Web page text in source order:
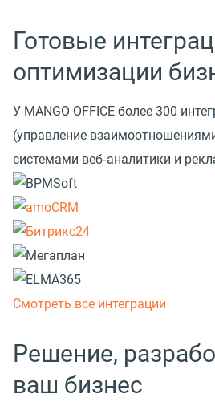
Готовые
оптимизации
У MANGO OFFICE более 300
(управление
системами веб‑аналитики и
Смотреть все интеграции
Решение,
ваш бизнес